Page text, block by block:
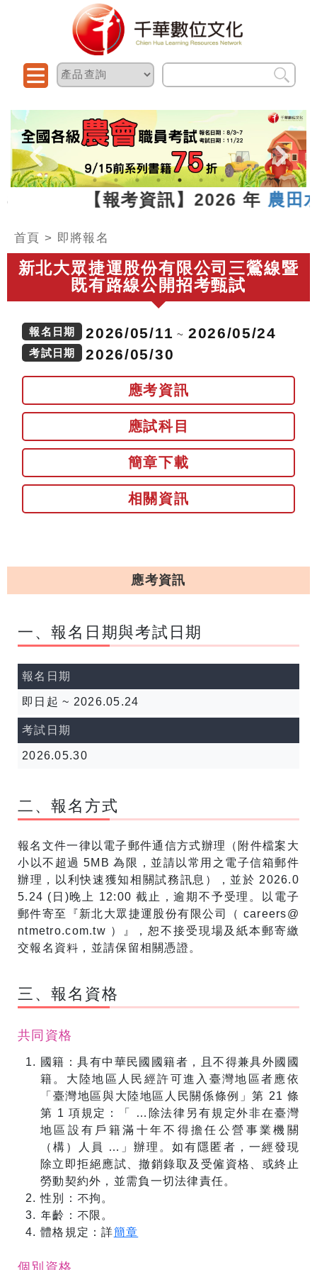
【報考資訊】2026 年農田水
首頁 > 即將報名
新北大眾捷運股份有限公司三鶯線暨
既有路線公開招考甄試
報名日期 2026/05/11 ~ 2026/05/24
考試日期 2026/05/30
應考資訊
應試科目
簡章下載
相關資訊
應考資訊
一、報名日期與考試日期
報名日期
即日起 ~ 2026.05.24
考試日期
2026.05.30
二、報名方式
報名文件一律以電子郵件通信方式辦理（附件檔案大
小以不超過 5MB 為限，並請以常用之電子信箱郵件
辦理，以利快速獲知相關試務訊息），並於 2026.0
5.24 (日)晚上 12:00 截止，逾期不予受理。以電子
郵件寄至『新北大眾捷運股份有限公司（ careers@
ntmetro.com.tw ）』，恕不接受現場及紙本郵寄繳
交報名資料，並請保留相關憑證。
三、報名資格
共同資格
國籍：具有中華民國國籍者，且不得兼具外國國
籍。大陸地區人民經許可進入臺灣地區者應依
「臺灣地區與大陸地區人民關係條例」第 21 條
第 1 項規定：「 …除法律另有規定外非在臺灣
地區設有戶籍滿十年不得擔任公營事業機關
（構）人員 …」辦理。如有隱匿者，一經發現
除立即拒絕應試、撤銷錄取及受僱資格、或終止
勞動契約外，並需負一切法律責任。
性別：不拘。
年齡：不限。
體格規定：詳簡章